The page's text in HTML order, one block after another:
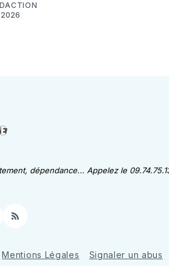
dépendance... Appelez le
RSS
Mentions Légales Signaler un abus